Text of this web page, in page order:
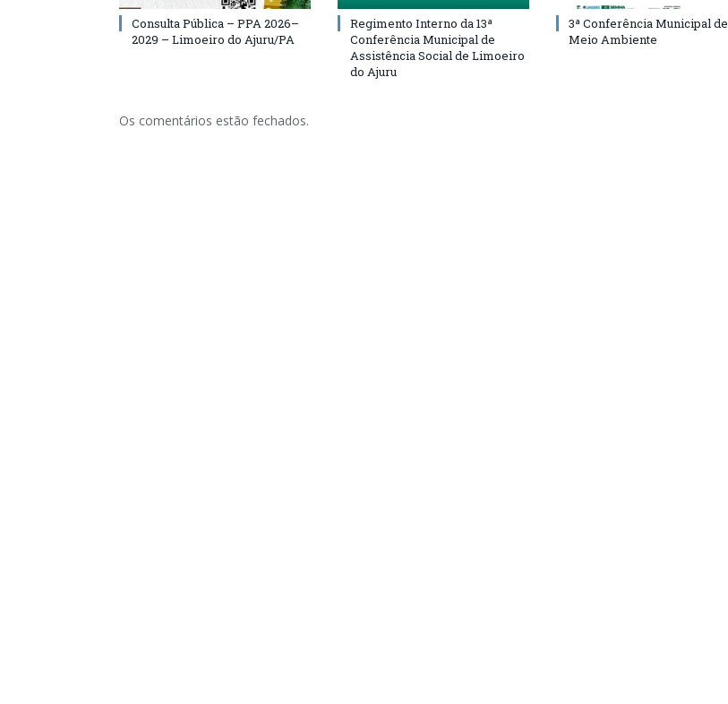
Consulta Pública – PPA 2026–
2029 – Limoeiro do Ajuru/PA
Regimento Interno da 13ª
Conferência Municipal de
Assistência Social de Limoeiro
do Ajuru
3ª Conferência Municipal de
Meio Ambiente
Os comentários estão fechados.